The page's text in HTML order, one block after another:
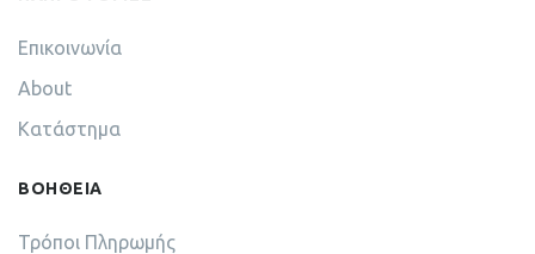
Επικοινωνία
About
Κατάστημα
ΒΟΗΘΕΙΑ
Τρόποι Πληρωμής